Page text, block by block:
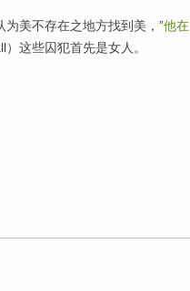
为美不存在之地方找到美，”他在
这些囚犯首先是女人。